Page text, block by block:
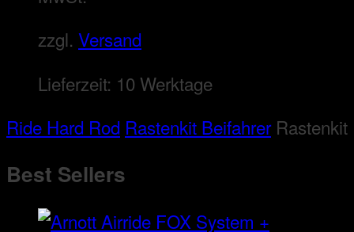
zzgl. Versand
Lieferzeit: 10 Werktage
Ride Hard Rod Rastenkit Beifahrer Rastenkit
Best Sellers